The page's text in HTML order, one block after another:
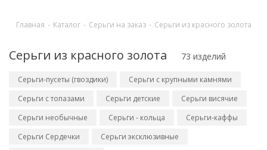
Главная - Каталог - Серьги на заказ - Серьги из красного золота
Серьги из красного золота 73 изделий
Серьги-пусеты (гвоздики)
Серьги с крупными камнями
Серьги с топазами
Серьги детские
Серьги висячие
Серьги необычные
Серьги - кольца
Серьги-каффы
Серьги Сердечки
Серьги эксклюзивные